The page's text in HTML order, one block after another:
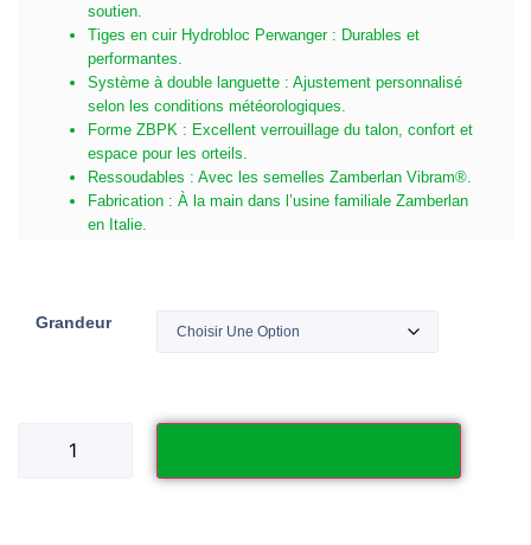
soutien.
Tiges en cuir Hydrobloc Perwanger : Durables et
performantes.
Système à double languette : Ajustement personnalisé
selon les conditions météorologiques.
Forme ZBPK : Excellent verrouillage du talon, confort et
espace pour les orteils.
Ressoudables : Avec les semelles Zamberlan Vibram®.
Fabrication : À la main dans l’usine familiale Zamberlan
en Italie.
Grandeur